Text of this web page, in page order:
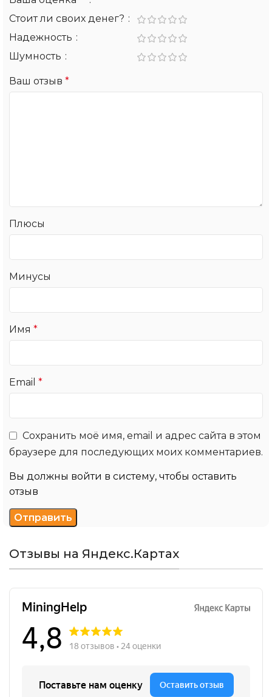
Стоит ли своих денег?
Надежность
Шумность
Ваш отзыв *
Плюсы
Минусы
Имя *
Email *
Сохранить моё имя, email и адрес сайта в этом
браузере для последующих моих комментариев.
Вы должны войти в систему, чтобы оставить
отзыв
Отзывы на Яндекс.Картах